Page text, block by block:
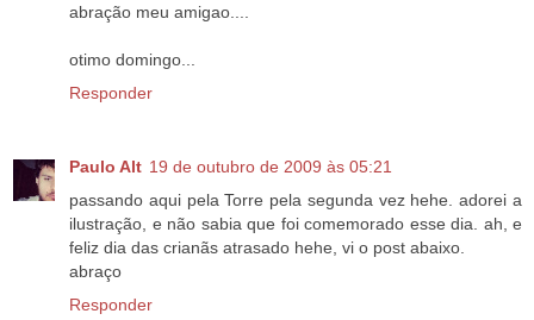
abração meu amigao....
otimo domingo...
Responder
Paulo Alt 19 de outubro de 2009 às 05:21
passando aqui pela Torre pela segunda vez hehe. adorei a
ilustração, e não sabia que foi comemorado esse dia. ah, e
feliz dia das crianãs atrasado hehe, vi o post abaixo.
abraço
Responder